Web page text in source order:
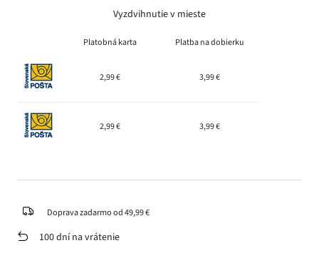
Vyzdvihnutie v mieste
Platobná karta Platba na dobierku
2,99 € 3,99 €
2,99 € 3,99 €
Doprava zadarmo od 49,99 €
100 dní na vrátenie